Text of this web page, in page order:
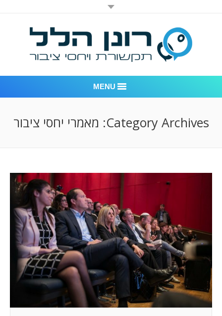
MENU
המלצות
ניהול מוניטין
צור קשר
Category Archives: מאמרי יחסי ציבור